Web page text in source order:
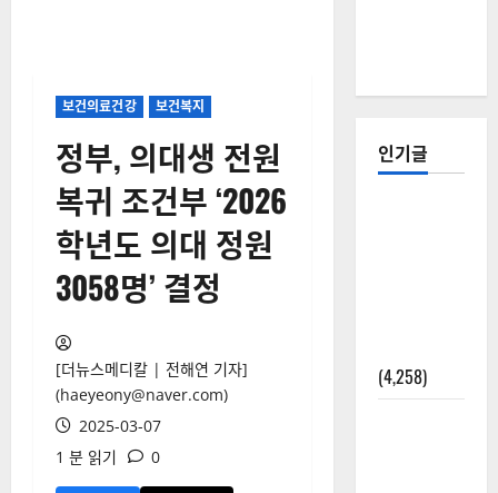
보건의료건강 보건복지
정부, 의대생 전원
복귀 조건부 ‘2026
학년도 의대 정원
3058명’ 결정
[더뉴스메디칼 | 전해연 기자]
(haeyeony@naver.com)
2025-03-07
1 분 읽기
0
인기글
(4,258)